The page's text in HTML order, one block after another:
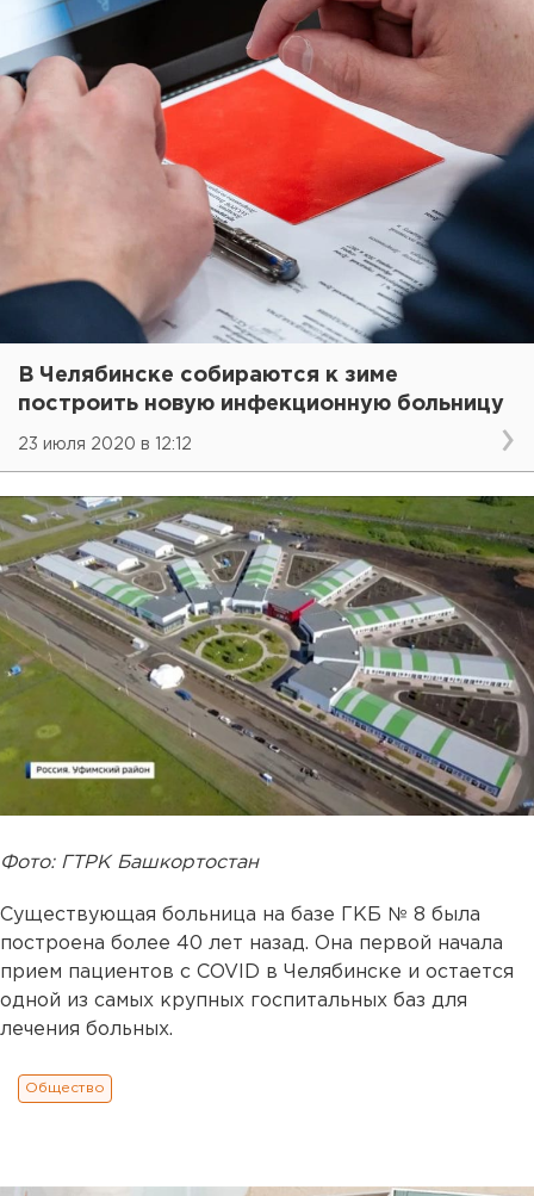
В Челябинске собираются к зиме
построить новую инфекционную больницу
23 июля 2020 в 12:12
Фото: ГТРК Башкортостан
Существующая больница на базе ГКБ № 8 была
построена более 40 лет назад. Она первой начала
прием пациентов с COVID в Челябинске и остается
одной из самых крупных госпитальных баз для
лечения больных.
Общество